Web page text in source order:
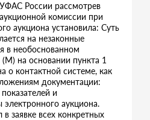
России рассмотрев
комиссии при
аукциона установила: Суть
на незаконные
в необоснованном
на основании пункта 1
о контактной системе, как
документации:
и
аукциона.
заявке всех конкретных